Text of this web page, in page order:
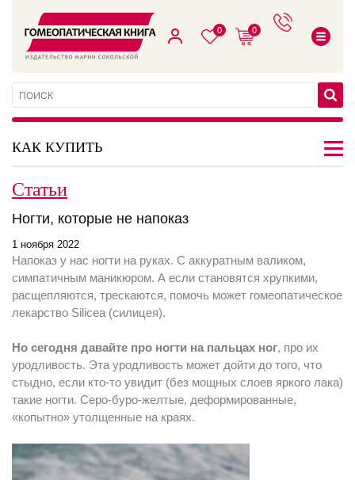
0 0
КАК КУПИТЬ
Статьи
Ногти, которые не напоказ
1 ноября 2022
Напоказ у нас ногти на руках. С аккуратным валиком,
симпатичным маникюром. А если становятся хрупкими,
расщепляются, трескаются, помочь может гомеопатическое
лекарство Silicea (силицея).
Но сегодня давайте про ногти на пальцах ног, про их
уродливость. Эта уродливость может дойти до того, что
стыдно, если кто-то увидит (без мощных слоев яркого лака)
такие ногти. Серо-буро-желтые, деформированные,
«копытно» утолщенные на краях.